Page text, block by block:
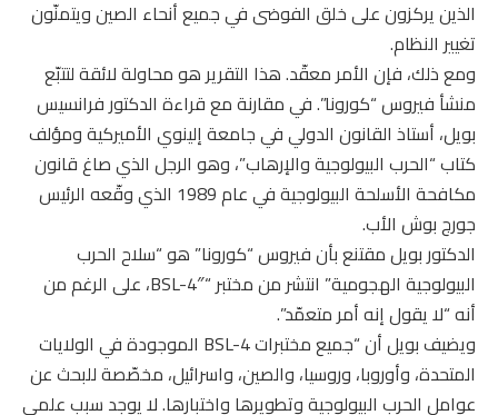
الذين يركزون على خلق الفوضى في جميع أنحاء الصين ويتمنّون
تغيير النظام.
ومع ذلك، فإن الأمر معقّد. هذا التقرير هو محاولة لائقة لتتبّع
منشأ فيروس “كورونا”. في مقارنة مع قراءة الدكتور فرانسيس
بويل، أستاذ القانون الدولي في جامعة إلينوي الأميركية ومؤلف
كتاب “الحرب البيولوجية والإرهاب”، وهو الرجل الذي صاغ قانون
مكافحة الأسلحة البيولوجية في عام 1989 الذي وقّعه الرئيس
جورج بوش الأب.
الدكتور بويل مقتنع بأن فيروس “كورونا” هو “سلاح الحرب
البيولوجية الهجومية” انتشر من مختبر “BSL-4″، على الرغم من
أنه “لا يقول إنه أمر متعمّد”.
ويضيف بويل أن “جميع مختبرات BSL-4 الموجودة في الولايات
المتحدة، وأوروبا، وروسيا، والصين، واسرائيل، مخصّصة للبحث عن
عوامل الحرب البيولوجية وتطويرها واختبارها. لا يوجد سبب علمي